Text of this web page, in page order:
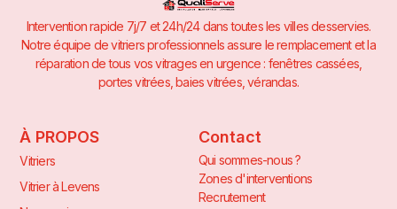
Intervention rapide 7j/7 et 24h/24 dans toutes les villes desservies.
Notre équipe de vitriers professionnels assure le remplacement et la
réparation de tous vos vitrages en urgence : fenêtres cassées,
portes vitrées, baies vitrées, vérandas.
À PROPOS
Vitriers
Vitrier à Levens
Contact
Qui sommes-nous ?
Zones d'interventions
Recrutement